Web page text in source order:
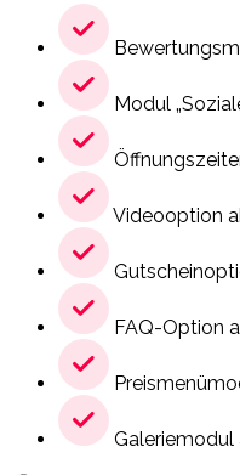
Modul
Videooption
FAQ-Option
Galeriemodul